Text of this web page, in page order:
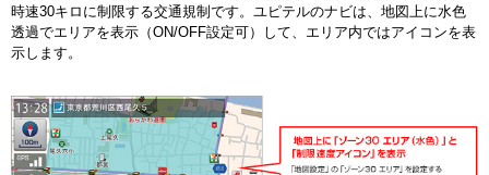
時速30キロに制限する交通規制です。ユピテルのナビは、地図上に水色
透過でエリアを表示（ON/OFF設定可）して、エリア内ではアイコンを表
示します。